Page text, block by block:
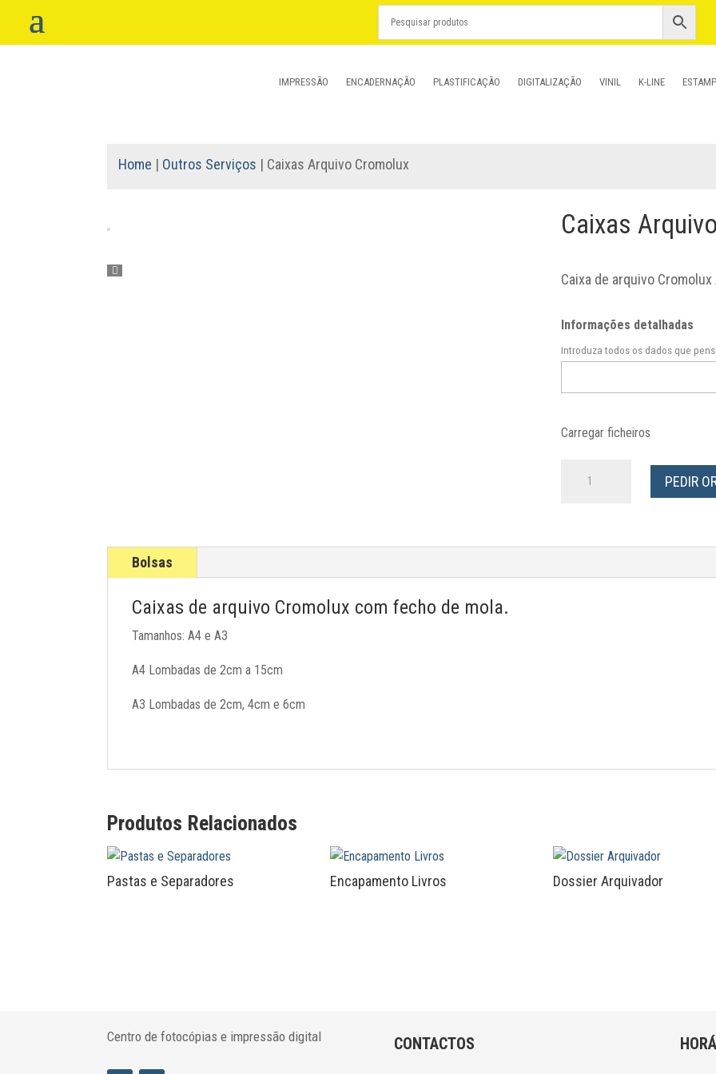
IMPRESSÃO ENCADERNAÇÃO PLASTIFICAÇÃO DIGITALIZAÇÃO VINIL K-LINE
Home | Outros Serviços | Caixas Arquivo Cromolux
Caixas
Caixa de arquivo Cromolux
Informações detalhadas
Introduza todos os dados que
Carregar ficheiros
PEDIR
Bolsas
Caixas de arquivo Cromolux com fecho de mola.
Tamanhos: A4 e A3
A4 Lombadas de 2cm a 15cm
A3 Lombadas de 2cm, 4cm e 6cm
Produtos Relacionados
Pastas e Separadores Encapamento Livros Dossier Arquivador
Centro de fotocópias e impressão digital CONTACTOS